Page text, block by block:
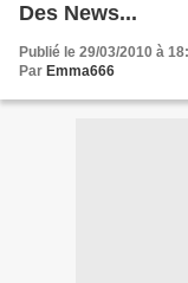
Des News...
Publié le 29/03/2010 à
Par Emma666